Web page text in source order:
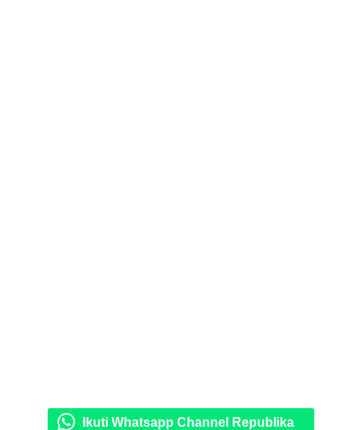
Ikuti Whatsapp Channel Republika